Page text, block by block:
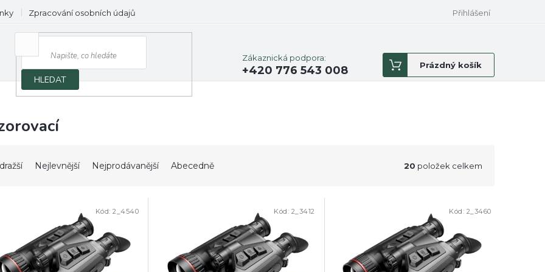
Zpracování osobních údajů Přihlášení
HLEDAT
Zákaznická podpora:
+420 776 543 008
Nákupní
košík
Prázdný košík
Nejlevnější Nejprodávanější Abecedně 20 položek celkem
Kód:2_4540 Kód: 2_3412 Kód: 2_3460